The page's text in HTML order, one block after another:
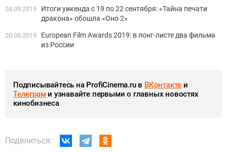
24.09.2019
Итоги уикенда с 19 по 22 сентября: «Тайна печати
дракона» обошла «Оно 2»
20.08.2019
European Film Awards 2019: в лонг-листе два фильма
из России
Подписывайтесь на ProfiCinema.ru в ВКонтакте и
Телеграми узнавайте первыми о главных новостях
кинобизнеса
Поделиться: